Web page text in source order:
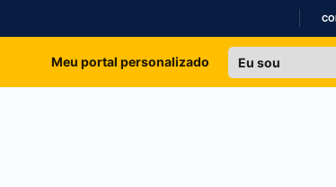
Meu portal personalizado